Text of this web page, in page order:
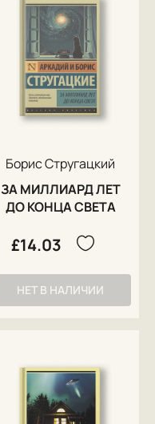
Борис Стругацкий
ЗА МИЛЛИАРД ЛЕТ
ДО КОНЦА СВЕТА
£14.03
НЕТ В НАЛИЧИИ